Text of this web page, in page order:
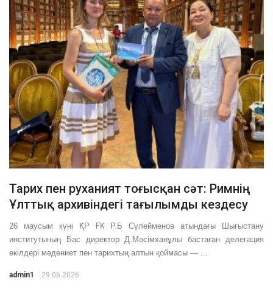
Тарих пен руханият тоғысқан сәт: Римнің
Ұлттық архивіндегі тағылымды кездесу
26 маусым күні ҚР ҒК Р.Б Сүлейменов атындағы Шығыстану
институтының Бас директор Д.Мәсімханұлы бастаған делегация
өкілдері мәдениет пен тарихтың алтын қоймасы — ...
admin1 29.06.2026